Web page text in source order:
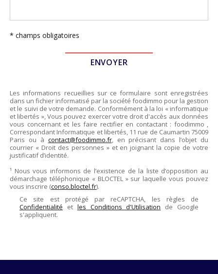
* champs obligatoires
Les informations recueillies sur ce formulaire sont enregistrées
dans un fichier informatisé par la société foodimmo pour la gestion
et le suivi de votre demande. Conformément à la loi « informatique
et libertés », Vous pouvez exercer votre droit d'accès aux données
vous concernant et les faire rectifier en contactant : foodimmo ,
Correspondant Informatique et libertés, 11 rue de Caumartin 75009
Paris ou à contact@foodimmo.fr, en précisant dans l’objet du
courrier « Droit des personnes » et en joignant la copie de votre
justificatif d’identité.
¹ Nous vous informons de l’existence de la liste d’opposition au
démarchage téléphonique « BLOCTEL » sur laquelle vous pouvez
vous inscrire (conso.bloctel.fr).
Ce site est protégé par reCAPTCHA, les règles de
Confidentialité et les Conditions d'Utilisation de Google
s'appliquent.